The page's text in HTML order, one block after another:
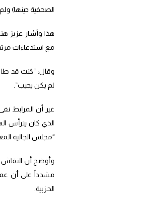
الصحفية حينها)
هذا وأشار عزيز
مع استدعاءات
وقال: “كنت قد
لم يكن يجيب”.
غير أن المرابط
الذي كان يترأس
“مجلس الجالية
وأوضح أن النقاش
مشدداً على أن
الحزبية.